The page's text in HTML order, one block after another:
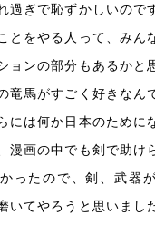
過ぎで恥ずかしいので
とをやる人って、みん
ョンの部分もあるかと
竜馬がすごく好きなん
には何か日本のために
漫画の中でも剣で助け
ったので、剣、武器
いてやろうと思いまし